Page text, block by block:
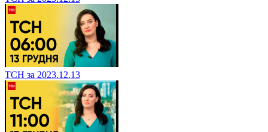
ТСН за 2023.12.13